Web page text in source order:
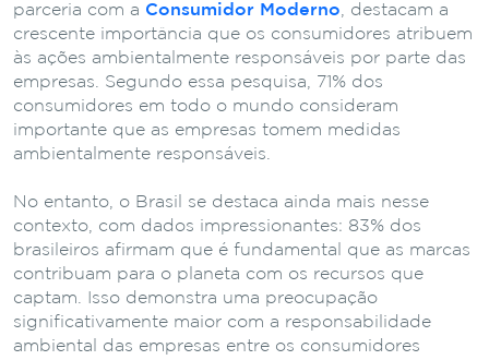
parceria com a Consumidor Moderno , destacam a
crescente importância que os consumidores atribuem
às ações ambientalmente responsáveis por parte das
empresas. Segundo essa pesquisa, 71% dos
consumidores em todo o mundo consideram
importante que as empresas tomem medidas
ambientalmente responsáveis.
No entanto, o Brasil se destaca ainda mais nesse
contexto, com dados impressionantes: 83% dos
brasileiros afirmam que é fundamental que as marcas
contribuam para o planeta com os recursos que
captam. Isso demonstra uma preocupação
significativamente maior com a responsabilidade
ambiental das empresas entre os consumidores